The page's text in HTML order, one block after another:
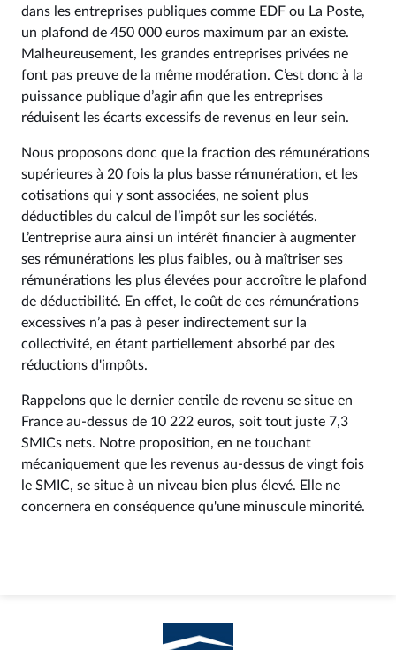
dans les entreprises publiques comme EDF ou La Poste,
un plafond de 450 000 euros maximum par an existe.
Malheureusement, les grandes entreprises privées ne
font pas preuve de la même modération. C’est donc à la
puissance publique d’agir afin que les entreprises
réduisent les écarts excessifs de revenus en leur sein.
Nous proposons donc que la fraction des rémunérations
supérieures à 20 fois la plus basse rémunération, et les
cotisations qui y sont associées, ne soient plus
déductibles du calcul de l’impôt sur les sociétés.
L’entreprise aura ainsi un intérêt financier à augmenter
ses rémunérations les plus faibles, ou à maîtriser ses
rémunérations les plus élevées pour accroître le plafond
de déductibilité. En effet, le coût de ces rémunérations
excessives n’a pas à peser indirectement sur la
collectivité, en étant partiellement absorbé par des
réductions d'impôts.
Rappelons que le dernier centile de revenu se situe en
France au-dessus de 10 222 euros, soit tout juste 7,3
SMICs nets. Notre proposition, en ne touchant
mécaniquement que les revenus au-dessus de vingt fois
le SMIC, se situe à un niveau bien plus élevé. Elle ne
concernera en conséquence qu'une minuscule minorité.